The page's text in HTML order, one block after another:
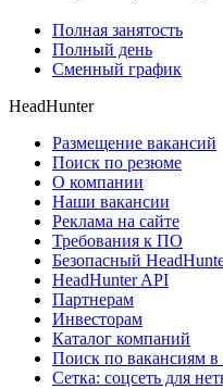
Полная занятость
Полный день
Сменный график
HeadHunter
Размещение вакансий
Поиск по резюме
О компании
Наши вакансии
Реклама на сайте
Требования к ПО
Безопасный
HeadHunter API
Партнерам
Инвесторам
Каталог компаний
Поиск по вакансиям
Сетка: соцсеть для